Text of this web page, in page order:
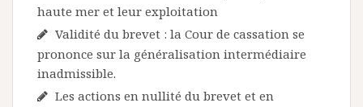
haute mer et leur exploitation
Validité du brevet : la Cour de cassation se
prononce sur la généralisation intermédiaire
inadmissible.
Les actions en nullité du brevet et en